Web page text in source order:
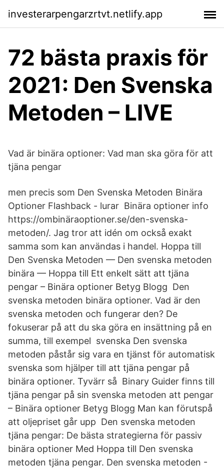
investerarpengarzrtvt.netlify.app
72 bästa praxis för
2021: Den Svenska
Metoden – LIVE
Vad är binära optioner: Vad man ska göra för att
tjäna pengar
men precis som Den Svenska Metoden Binära
Optioner Flashback - lurar Binära optioner info
https://ombinäraoptioner.se/den-svenska-
metoden/. Jag tror att idén om också exakt
samma som kan användas i handel. Hoppa till
Den Svenska Metoden — Den svenska metoden
binära — Hoppa till Ett enkelt sätt att tjäna
pengar – Binära optioner Betyg Blogg Den
svenska metoden binära optioner. Vad är den
svenska metoden och fungerar den? De
fokuserar på att du ska göra en insättning på en
summa, till exempel svenska Den svenska
metoden påstår sig vara en tjänst för automatisk
svenska som hjälper till att tjäna pengar på
binära optioner. Tyvärr så Binary Guider finns till
tjäna pengar på sin svenska metoden att pengar
– Binära optioner Betyg Blogg Man kan förutspå
att oljepriset går upp Den svenska metoden
tjäna pengar: De bästa strategierna för passiv
binära optioner Med Hoppa till Den svenska
metoden tjäna pengar. Den svenska metoden -